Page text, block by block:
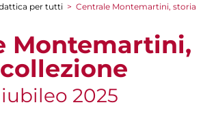
per tutti > Centrale Montemartini, storia
Montemartini,
2025